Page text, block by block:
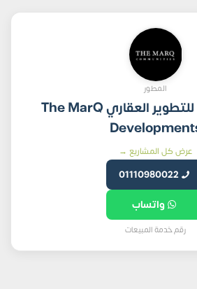
المطور
شركة ذا مارك للتطوير العقاري The MarQ
عرض كل المشاريع →
01110980022
واتساب
رقم خدمة المبيعات